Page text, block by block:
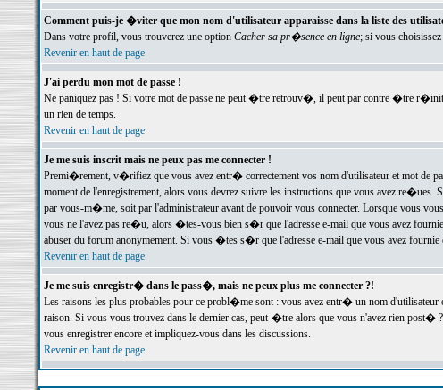
Comment puis-je �viter que mon nom d'utilisateur apparaisse dans la liste des
Dans votre profil, vous trouverez une option Cacher sa pr�sence en ligne; si vous choisissez
Revenir en haut de page
J'ai perdu mon mot de passe !
Ne paniquez pas ! Si votre mot de passe ne peut �tre retrouv�, il peut par contre �tre
un rien de temps.
Revenir en haut de page
Je me suis inscrit mais ne peux pas me connecter !
Premi�rement, v�rifiez que vous avez entr� correctement vos nom d'utilisateur et mot
moment de l'enregistrement, alors vous devrez suivre les instructions que vous avez
par vous-m�me, soit par l'administrateur avant de pouvoir vous connecter. Lorsque vous
vous ne l'avez pas re�u, alors �tes-vous bien s�r que l'adresse e-mail que vous avez
abuser du forum anonymement. Si vous �tes s�r que l'adresse e-mail que vous avez fournie
Revenir en haut de page
Je me suis enregistr� dans le pass�, mais ne peux plus me connecter ?!
Les raisons les plus probables pour ce probl�me sont : vous avez entr� un nom
raison. Si vous vous trouvez dans le dernier cas, peut-�tre alors que vous n'avez rien
vous enregistrer encore et impliquez-vous dans les discussions.
Revenir en haut de page